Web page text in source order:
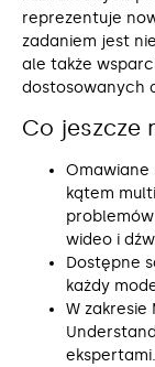
reprezentuje
zadaniem jest
ale także
dostosowanych
Co jeszcze
Omawiane
kątem
wideo i
Dostępne
każdy
W zakresie
ekspertami.